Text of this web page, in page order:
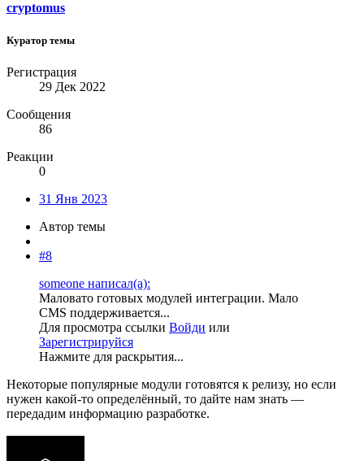
cryptomus
Куратор темы
Регистрация
29 Дек 2022
Сообщения
86
Реакции
0
31 Янв 2023
Автор темы
#8
someone написал(а):
Маловато готовых модулей интеграции. Мало
CMS поддерживается...
Для просмотра ссылки Войди или
Зарегистрируйся
Нажмите для раскрытия...
Некоторые популярные модули готовятся к релизу, но если
нужен какой-то определённый, то дайте нам знать —
передадим информацию разработке.